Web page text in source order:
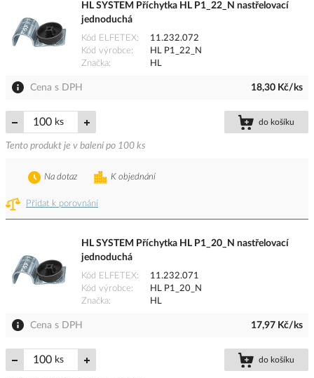
HL SYSTEM Příchytka HL P1_22_N nastřelovací
jednoduchá
Kód ELFETEX
11.232.072
Kód výrobce
HL P1_22_N
Značka
HL
Cena s DPH 18,30 Kč/ks
ks do košíku
Tento produkt je v balení po 100 ks
Přidat k porovnání
K objednání
Na dotaz
HL SYSTEM Příchytka HL P1_20_N nastřelovací
jednoduchá
Kód ELFETEX
11.232.071
Kód výrobce
HL P1_20_N
Značka
HL
Cena s DPH 17,97 Kč/ks
ks do košíku